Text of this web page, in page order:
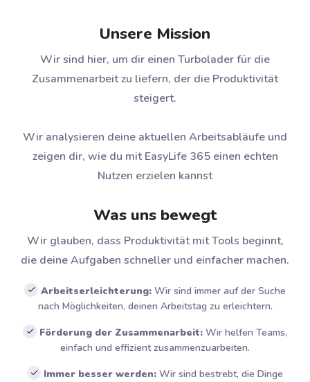
Unsere Mission
Wir sind hier, um dir einen Turbolader für die
Zusammenarbeit zu liefern, der die Produktivität
steigert.
Wir analysieren deine aktuellen Arbeitsabläufe und
zeigen dir, wie du mit EasyLife 365 einen echten
Nutzen erzielen kannst
Was uns bewegt
Wir glauben, dass Produktivität mit Tools beginnt,
die deine Aufgaben schneller und einfacher machen.
Arbeitserleichterung: Wir sind immer auf der Suche
nach Möglichkeiten, deinen Arbeitstag zu erleichtern.
Förderung der Zusammenarbeit: Wir helfen Teams,
einfach und effizient zusammenzuarbeiten.
Immer besser werden: Wir sind bestrebt, die Dinge